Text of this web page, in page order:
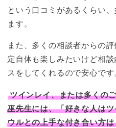
という口コミがあるくらい
ます。
また、多くの相談者からの
定自体も楽しみたいけど相
スをしてくれるので安心です
ツインレイ、または多くの
巫先生には、「好きな人は
ウルとの上手な付き合い方